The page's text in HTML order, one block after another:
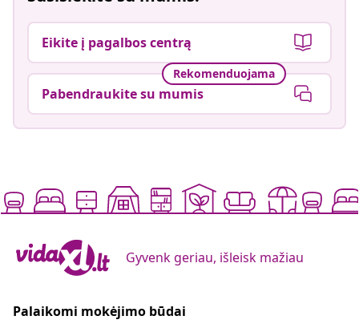
Eikite į pagalbos centrą
Rekomenduojama
Pabendraukite su mumis
Gyvenk geriau, išleisk mažiau
Palaikomi mokėjimo būdai